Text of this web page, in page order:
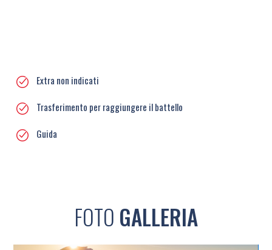
Extra non indicati
Trasferimento per raggiungere il battello
Guida
FOTO GALLERIA